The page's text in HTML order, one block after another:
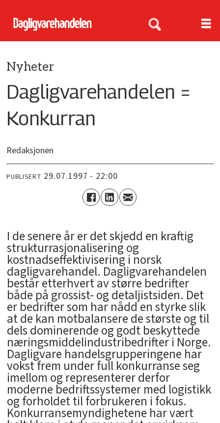
Nyheter
Dagligvarehandelen =
Konkurran
Redaksjonen
PUBLISERT 29.07.1997 - 22:00
I de senere år er det skjedd en kraftig
strukturrasjonalisering og
kostnadseffektivisering i norsk
dagligvarehandel. Dagligvarehandelen
består etterhvert av større bedrifter
både på grossist- og detaljistsiden. Det
er bedrifter som har nådd en styrke slik
at de kan motbalansere de største og til
dels dominerende og godt beskyttede
næringsmiddelindustribedrifter i Norge.
Dagligvare handelsgrupperingene har
vokst frem under full konkurranse seg
imellom og representerer derfor
moderne bedriftssystemer med logistikk
og forholdet til forbrukeren i fokus.
Konkurransemyndighetene har vært